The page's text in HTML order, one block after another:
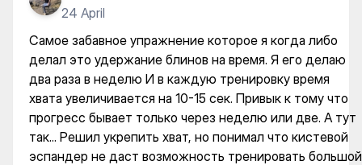
24 April
Самое забавное упражнение которое я когда либо
делал это удержание блинов на время. Я его делаю
два раза в неделю И в каждую тренировку время
хвата увеличивается на 10-15 сек. Привык к тому что
прогресс бывает только через неделю или две. А тут
так... Решил укрепить хват, но понимал что кистевой
эспандер не даст возможность тренировать большой